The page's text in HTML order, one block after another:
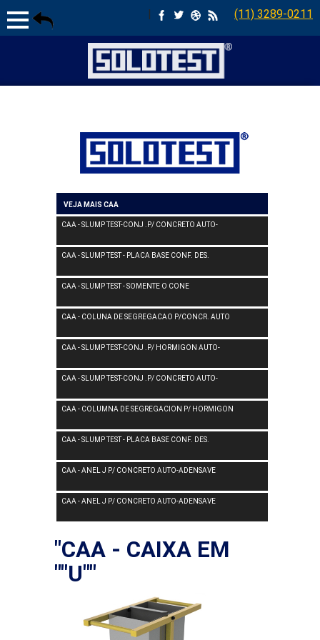
| (11) 3289-0211
VEJA MAIS CAA
CAA - SLUMP TEST-CONJ .P/ CONCRETO AUTO-
CAA - SLUMP TEST - PLACA BASE CONF. DES.
CAA - SLUMP TEST - SOMENTE O CONE
CAA - COLUNA DE SEGREGACAO P/CONCR. AUTO
CAA - SLUMP TEST-CONJ .P/ HORMIGON AUTO-
CAA - SLUMP TEST-CONJ .P/ CONCRETO AUTO-
CAA - COLUMNA DE SEGREGACION P/ HORMIGON
CAA - SLUMP TEST - PLACA BASE CONF. DES.
CAA - ANEL J P/ CONCRETO AUTO-ADENSAVE
CAA - ANEL J P/ CONCRETO AUTO-ADENSAVE
"CAA - CAIXA EM
""U""